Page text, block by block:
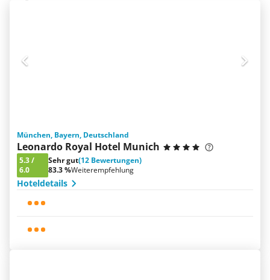
München, Bayern, Deutschland
Leonardo Royal Hotel Munich
5.3/
6.0
Sehr gut(12 Bewertungen)
83.3 %Weiterempfehlung
Hoteldetails